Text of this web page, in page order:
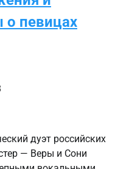
о певицах
дуэт российских
— Веры и Сони